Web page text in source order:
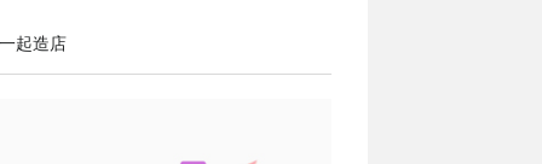
起造店